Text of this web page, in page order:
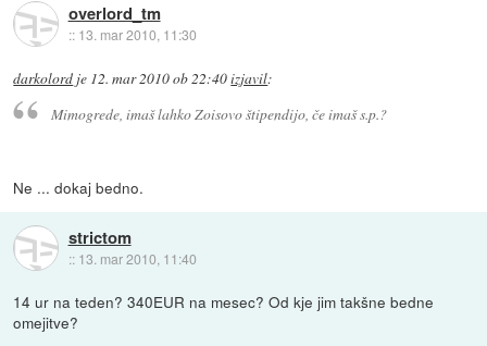
overlord_tm
:: 13. mar 2010, 11:30
darkolord je 12. mar 2010 ob 22:40izjavil:
Mimogrede, imaš lahko Zoisovo štipendijo, če imaš s.p.?
Ne ... dokaj bedno.
strictom
:: 13. mar 2010, 11:40
14 ur na teden? 340EUR na mesec? Od kje jim takšne bedne
omejitve?